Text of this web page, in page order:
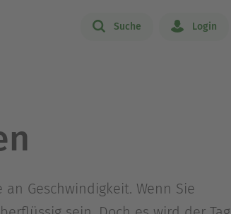
Suche Login
Geschwindigkeit. Wenn Sie